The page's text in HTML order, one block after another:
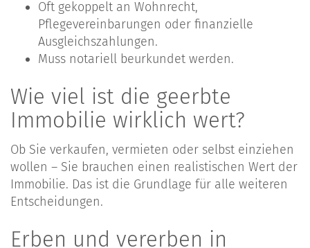
Oft gekoppelt an Wohnrecht,
Pflegevereinbarungen oder finanzielle
Ausgleichszahlungen.
Muss notariell beurkundet werden.
Wie viel ist die geerbte
Immobilie wirklich wert?
Ob Sie verkaufen, vermieten oder selbst einziehen
wollen – Sie brauchen einen realistischen Wert der
Immobilie. Das ist die Grundlage für alle weiteren
Entscheidungen.
Erben und vererben in